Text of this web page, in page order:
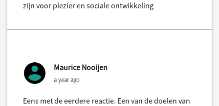
zijn voor plezier en sociale ontwikkeling
Maurice Nooijen
a year ago
Eens met de eerdere reactie. Een van de doelen van